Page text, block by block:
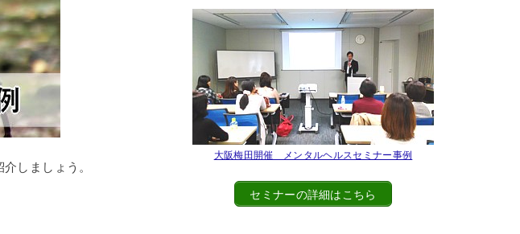
しましょう。
大阪梅田開催 メンタルヘルスセミナー事例
セミナーの詳細はこちら